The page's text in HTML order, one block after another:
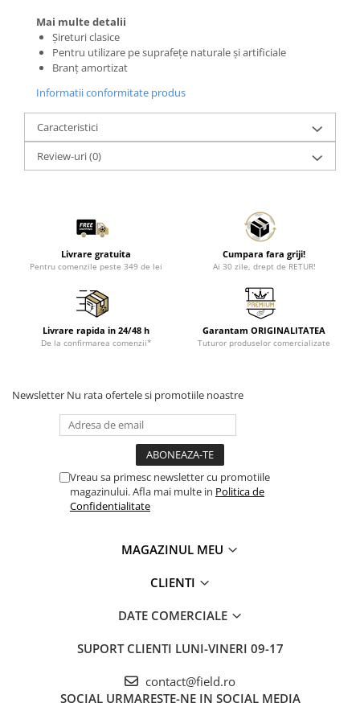
Mai multe detalii
Șireturi clasice
Pentru utilizare pe suprafețe naturale și artificiale
Branț amortizat
Informatii conformitate produs
Caracteristici
Review-uri(0)
Livrare gratuita
Pentru comenzile peste 349 de lei
Cumpara fara griji!
Ai 30 zile, drept de RETUR!
Livrare rapida in 24/48 h
De la confirmarea comenzii*
Garantam ORIGINALITATEA
Tuturor produselor comercializate
Newsletter Nu rata ofertele si promotiile noastre
Vreau sa primesc newsletter cu promotiile
magazinului. Afla mai multe in Politica de
Confidentialitate
MAGAZINUL MEU
CLIENTI
DATE COMERCIALE
SUPORT CLIENTI LUNI-VINERI 09-17
contact@field.ro
SOCIAL URMARESTE-NE IN SOCIAL MEDIA